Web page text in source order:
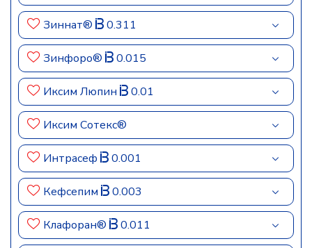
Зиннат® 0.311
Зинфоро® 0.015
Иксим Люпин 0.01
Иксим Сотекс®
Интрасеф 0.001
Кефсепим 0.003
Клафоран® 0.011